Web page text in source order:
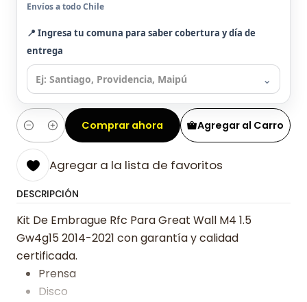
Envíos a todo Chile
📍 Ingresa tu comuna para saber cobertura y día de
entrega
⌄
Cantidad
Agregar al Carro
Comprar ahora
Agregar a la lista de favoritos
DESCRIPCIÓN
Kit De Embrague Rfc Para Great Wall M4 1.5
Gw4g15 2014-2021 con garantía y calidad
certificada.
Prensa
Disco